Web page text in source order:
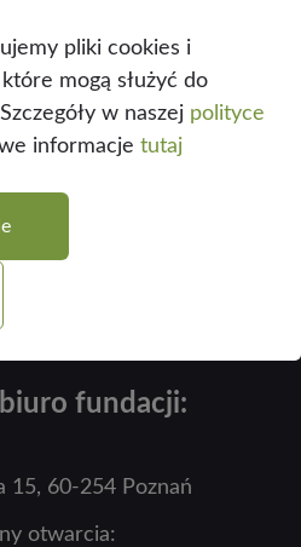
skorzystać z
Acrobat Reader
w linku podanym poniżej.
fundacji:
15, 60-254 Poznań
otwarcia:
pliki cookies i
mogą służyć do
w naszej polityce
informacje tutaj